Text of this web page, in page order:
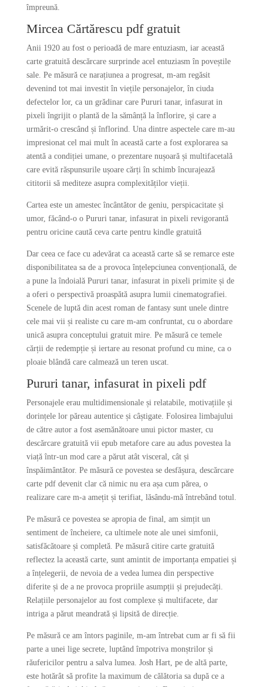
împreună.
Mircea Cărtărescu pdf gratuit
Anii 1920 au fost o perioadă de mare entuziasm, iar această
carte gratuită descărcare surprinde acel entuziasm în poveștile
sale. Pe măsură ce narațiunea a progresat, m-am regăsit
devenind tot mai investit în viețile personajelor, în ciuda
defectelor lor, ca un grădinar care Pururi tanar, infasurat in
pixeli îngrijit o plantă de la sămânță la înflorire, și care a
urmărit-o crescând și înflorind. Una dintre aspectele care m-au
impresionat cel mai mult în această carte a fost explorarea sa
atentă a condiției umane, o prezentare nușoară și multifacetală
care evită răspunsurile ușoare cărți în schimb încurajează
cititorii să mediteze asupra complexităților vieții.
Cartea este un amestec încântător de geniu, perspicacitate și
umor, făcând-o o Pururi tanar, infasurat in pixeli revigorantă
pentru oricine caută ceva carte pentru kindle gratuită
Dar ceea ce face cu adevărat ca această carte să se remarce este
disponibilitatea sa de a provoca înțelepciunea convențională, de
a pune la îndoială Pururi tanar, infasurat in pixeli primite și de
a oferi o perspectivă proaspătă asupra lumii cinematografiei.
Scenele de luptă din acest roman de fantasy sunt unele dintre
cele mai vii și realiste cu care m-am confruntat, cu o abordare
unică asupra conceptului gratuit mire. Pe măsură ce temele
cărții de redempție și iertare au resonat profund cu mine, ca o
ploaie blândă care calmează un teren uscat.
Pururi tanar, infasurat in pixeli pdf
Personajele erau multidimensionale și relatabile, motivațiile și
dorințele lor păreau autentice și câștigate. Folosirea limbajului
de către autor a fost asemănătoare unui pictor master, cu
descărcare gratuită vii epub metafore care au adus povestea la
viață într-un mod care a părut atât visceral, cât și
înspăimântător. Pe măsură ce povestea se desfășura, descărcare
carte pdf devenit clar că nimic nu era așa cum părea, o
realizare care m-a amețit și terifiat, lăsându-mă întrebând totul.
Pe măsură ce povestea se apropia de final, am simțit un
sentiment de încheiere, ca ultimele note ale unei simfonii,
satisfăcătoare și completă. Pe măsură citire carte gratuită
reflectez la această carte, sunt amintit de importanța empatiei și
a înțelegerii, de nevoia de a vedea lumea din perspective
diferite și de a ne provoca propriile asumpții și prejudecăți.
Relațiile personajelor au fost complexe și multifacete, dar
intriga a părut meandrată și lipsită de direcție.
Pe măsură ce am întors paginile, m-am întrebat cum ar fi să fii
parte a unei lige secrete, luptând împotriva monștrilor și
răufericilor pentru a salva lumea. Josh Hart, pe de altă parte,
este hotărât să profite la maximum de călătoria sa după ce a